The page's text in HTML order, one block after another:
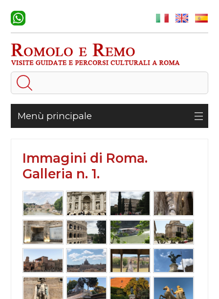
Menù principale
Immagini di Roma.
Galleria n. 1.